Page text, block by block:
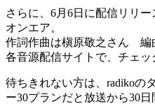
さらに、6月6日に配信リリ
オンエア。
作詞作曲は槇原敬之さん 編
各音源配信サイトで、チェッ
待ちきれない方は、radikoの
ー30プランだと放送から30